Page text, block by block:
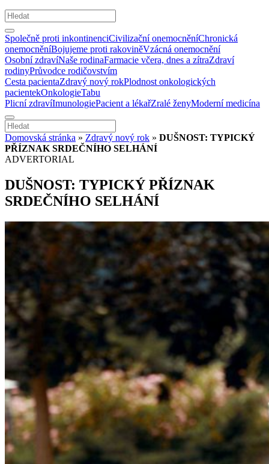
Společně proti inkontinenciCivilizační onemocněníChronická
onemocněníBojujeme proti rakoviněVzácná onemocnění
Osobní zdravíNaše rodinaFarmacie včera, dnes a zítraZdraví
rodinyPrůvodce rodičovstvím
Cesta pacientaZdravý nový rokPlodnost onkologických
pacientekOnkologieTabu
Plicní zdravíImunologiePacient a lékařZralé ženyModerní medicína
Domovská stránka » Zdravý nový rok » DUŠNOST: TYPICKÝ
PŘÍZNAK SRDEČNÍHO SELHÁNÍ
ADVERTORIAL
DUŠNOST: TYPICKÝ PŘÍZNAK
SRDEČNÍHO SELHÁNÍ